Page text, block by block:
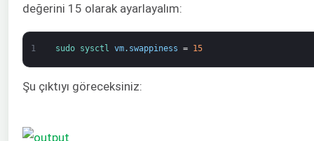
değerini 15 olarak ayarlayalım:
1 sudo sysctl vm. swappiness = 15
Şu çıktıyı göreceksiniz: